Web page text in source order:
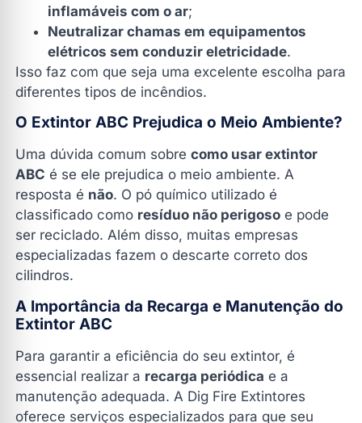
inflamáveis com o ar;
Neutralizar chamas em equipamentos
elétricos sem conduzir eletricidade.
Isso faz com que seja uma excelente escolha para
diferentes tipos de incêndios.
O Extintor ABC Prejudica o Meio Ambiente?
Uma dúvida comum sobre como usar extintor
ABC é se ele prejudica o meio ambiente. A
resposta é não. O pó químico utilizado é
classificado como resíduo não perigoso e pode
ser reciclado. Além disso, muitas empresas
especializadas fazem o descarte correto dos
cilindros.
A Importância da Recarga e Manutenção do
Extintor ABC
Para garantir a eficiência do seu extintor, é
essencial realizar a recarga periódica e a
manutenção adequada. A Dig Fire Extintores
oferece serviços especializados para que seu